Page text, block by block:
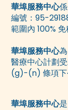
華埠服務中心
編號：95-
範圍內 100% 免
華埠服務中心
醫療中心計劃
(g)-(n) 條項下
華埠服務中心